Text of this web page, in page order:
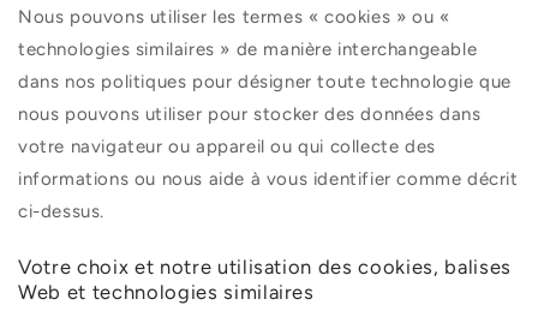
Nous pouvons utiliser les termes « cookies » ou «
technologies similaires » de manière interchangeable
dans nos politiques pour désigner toute technologie que
nous pouvons utiliser pour stocker des données dans
votre navigateur ou appareil ou qui collecte des
informations ou nous aide à vous identifier comme décrit
ci-dessus.
Votre choix et notre utilisation des cookies, balises
Web et technologies similaires